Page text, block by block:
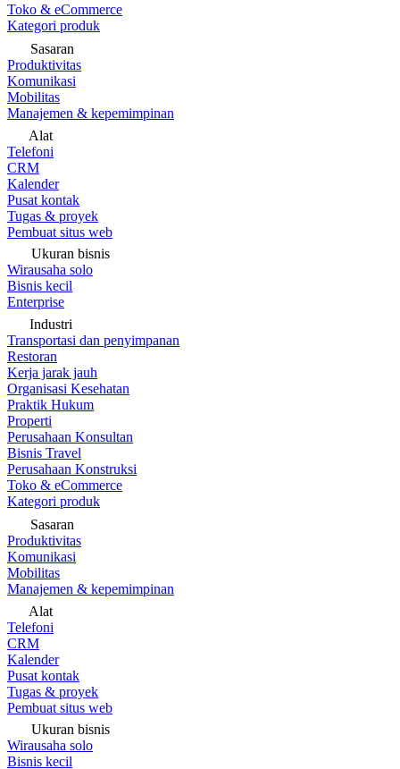
Toko & eCommerce
Kategori produk
Sasaran
Produktivitas
Komunikasi
Mobilitas
Manajemen & kepemimpinan
Alat
Telefoni
CRM
Kalender
Pusat kontak
Tugas & proyek
Pembuat situs web
Ukuran bisnis
Wirausaha solo
Bisnis kecil
Enterprise
Industri
Transportasi dan penyimpanan
Restoran
Kerja jarak jauh
Organisasi Kesehatan
Praktik Hukum
Properti
Perusahaan Konsultan
Bisnis Travel
Perusahaan Konstruksi
Toko & eCommerce
Kategori produk
Sasaran
Produktivitas
Komunikasi
Mobilitas
Manajemen & kepemimpinan
Alat
Telefoni
CRM
Kalender
Pusat kontak
Tugas & proyek
Pembuat situs web
Ukuran bisnis
Wirausaha solo
Bisnis kecil